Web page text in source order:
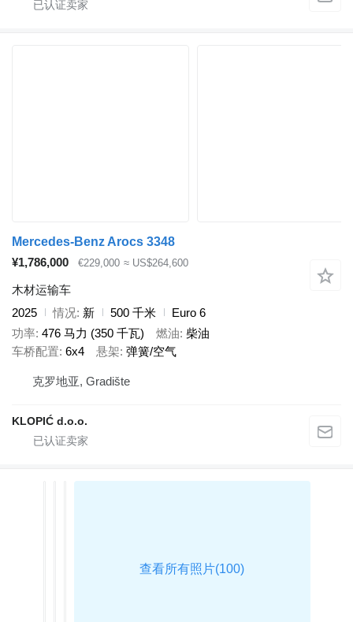
Mercedes-Benz Arocs 3348
¥1,786,000
€229,000 ≈ US$264,600
木材运输车
2025
情况 新 500 千米
Euro 6
功率 476 马力 (350 千瓦) 燃油 柴油
车桥配置 6x4 悬架 弹簧/空气
克罗地亚, Gradište
KLOPIĆ d.o.o.